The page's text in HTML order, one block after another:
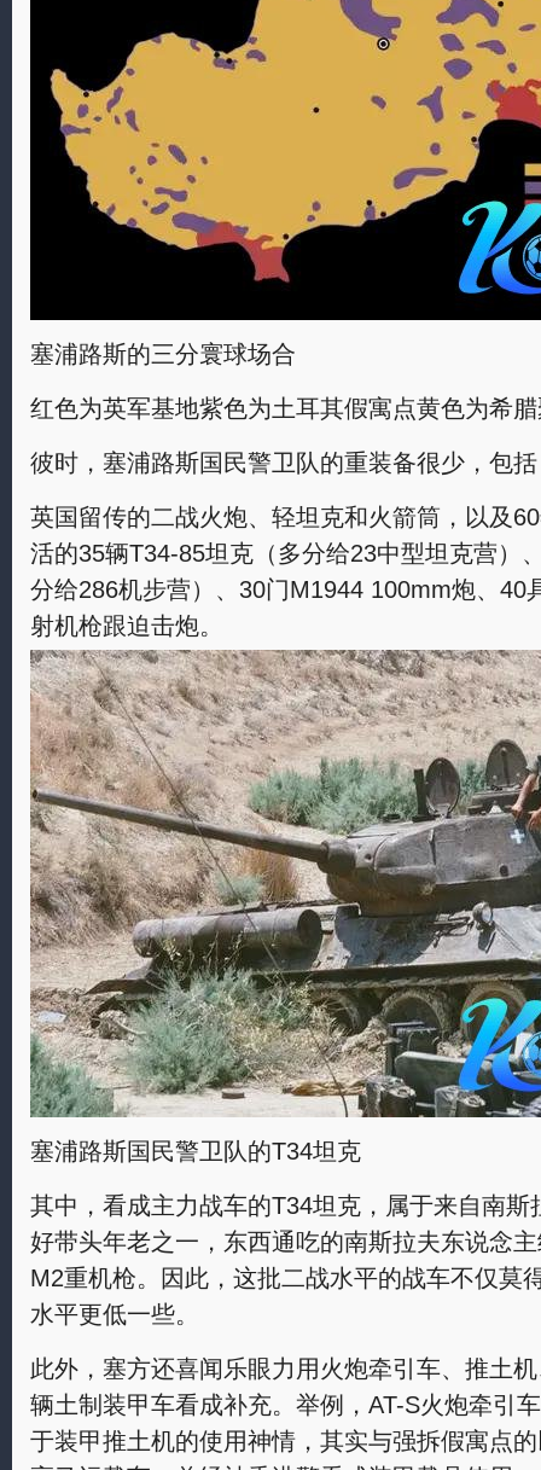
塞浦路斯的三分寰球场合
红色为英军基地紫色为土耳其假寓点黄色为希
彼时，塞浦路斯国民警卫队的重装备很少，包
英国留传的二战火炮、轻坦克和火箭筒，以及
活的35辆T34-85坦克（多分给23中型坦克营）
分给286机步营）、30门M1944 100mm炮、40
射机枪跟迫击炮。
塞浦路斯国民警卫队的T34坦克
其中，看成主力战车的T34坦克，属于来自南
好带头年老之一，东西通吃的南斯拉夫东说念
M2重机枪。因此，这批二战水平的战车不仅莫
水平更低一些。
此外，塞方还喜闻乐眼力用火炮牵引车、推土
辆土制装甲车看成补充。举例，AT-S火炮牵引
于装甲推土机的使用神情，其实与强拆假寓点